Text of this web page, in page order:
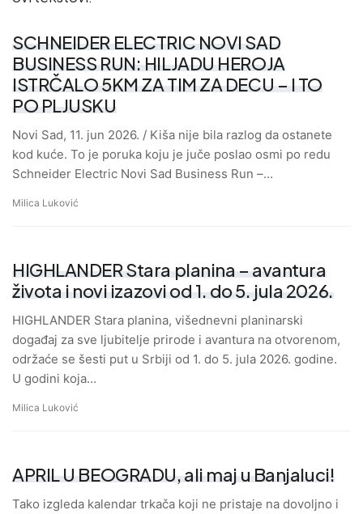
SCHNEIDER ELECTRIC NOVI SAD
BUSINESS RUN: HILJADU HEROJA
ISTRČALO 5KM ZA TIM ZA DECU – I TO
PO PLJUSKU
Novi Sad, 11. jun 2026. / Kiša nije bila razlog da ostanete
kod kuće. To je poruka koju je juče poslao osmi po redu
Schneider Electric Novi Sad Business Run –…
Milica Luković
HIGHLANDER Stara planina – avantura
života i novi izazovi od 1. do 5. jula 2026.
HIGHLANDER Stara planina, višednevni planinarski
događaj za sve ljubitelje prirode i avantura na otvorenom,
održaće se šesti put u Srbiji od 1. do 5. jula 2026. godine.
U godini koja…
Milica Luković
APRIL U BEOGRADU, ali maj u Banjaluci!
Tako izgleda kalendar trkača koji ne pristaje na dovoljno i